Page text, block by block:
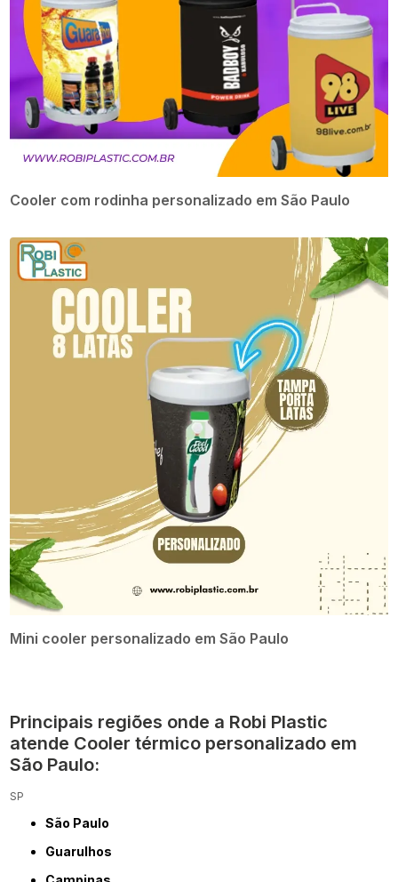
Cooler com rodinha personalizado em São Paulo
Mini cooler personalizado em São Paulo
Principais regiões onde a Robi Plastic
atende Cooler térmico personalizado em
São Paulo:
SP
São Paulo
Guarulhos